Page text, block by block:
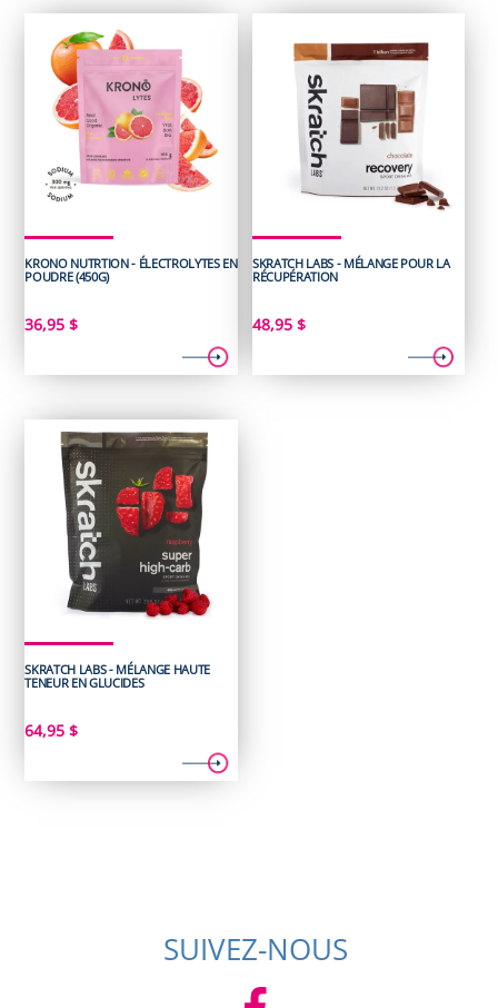
KRONO NUTRTION - ÉLECTROLYTES EN
POUDRE (450G)
36,95$
SKRATCH LABS - MÉLANGE POUR LA
RÉCUPÉRATION
48,95 $
SKRATCH LABS - MÉLANGE HAUTE
TENEUR EN GLUCIDES
64,95$
SUIVEZ-NOUS